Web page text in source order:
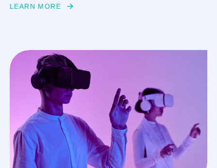
LEARN MORE